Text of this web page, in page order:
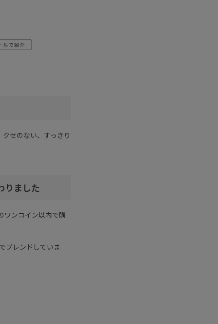
セのない、すっきり
りました
ワンコイン以内で購
ブレンドしていま